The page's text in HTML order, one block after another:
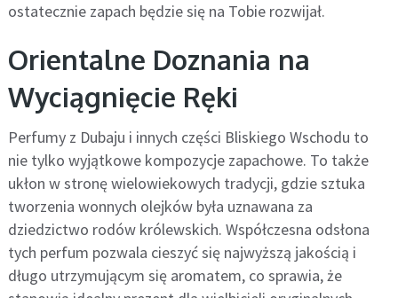
ostatecznie zapach będzie się na Tobie rozwijał.
Orientalne Doznania na
Wyciągnięcie Ręki
Perfumy z Dubaju i innych części Bliskiego Wschodu to
nie tylko wyjątkowe kompozycje zapachowe. To także
ukłon w stronę wielowiekowych tradycji, gdzie sztuka
tworzenia wonnych olejków była uznawana za
dziedzictwo rodów królewskich. Współczesna odsłona
tych perfum pozwala cieszyć się najwyższą jakością i
długo utrzymującym się aromatem, co sprawia, że